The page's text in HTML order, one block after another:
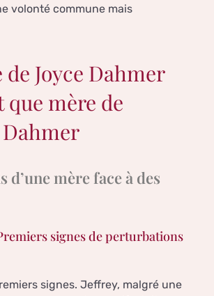
volonté commune mais
de Joyce Dahmer
que mère de
Dahmer
d’une mère face à des
signes de perturbations
signes. Jeffrey, malgré une